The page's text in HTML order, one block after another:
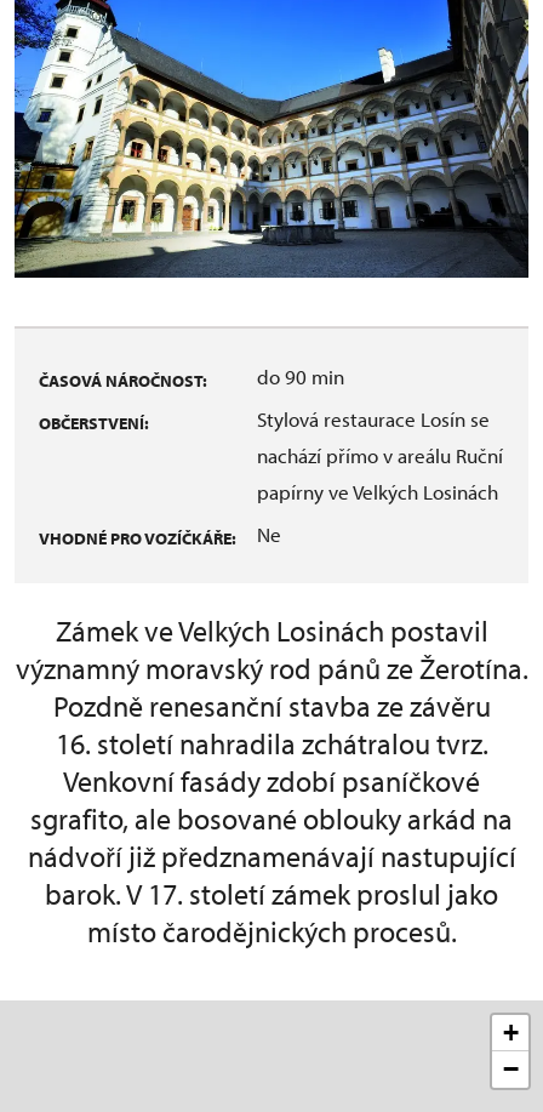
ČASOVÁ NÁROČNOST: do 90 min
OBČERSTVENÍ:
Stylová restaurace Losín se
nachází přímo v areálu Ruční
papírny ve Velkých Losinách
VHODNÉ PRO VOZÍČKÁŘE: Ne
Zámek ve Velkých Losinách postavil
významný moravský rod pánů ze Žerotína.
Pozdně renesanční stavba ze závěru
16. století nahradila zchátralou tvrz.
Venkovní fasády zdobí psaníčkové
sgrafito, ale bosované oblouky arkád na
nádvoří již předznamenávají nastupující
barok. V 17. století zámek proslul jako
místo čarodějnických procesů.
+
−